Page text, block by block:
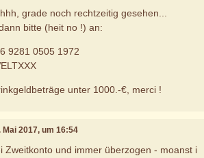
grade noch rechtzeitig gesehen...
bitte (heit no !) an:
9281 0505 1972
unter 1000.-€, merci !
Mai 2017, um 16:54
Zweitkonto und immer überzogen - moanst i